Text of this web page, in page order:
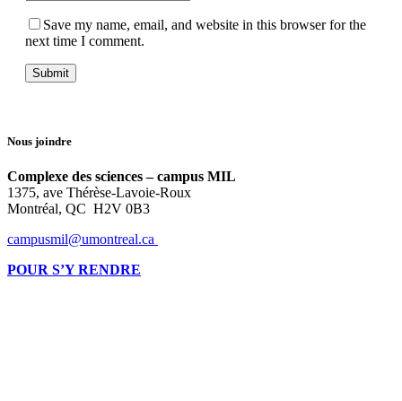
Save my name, email, and website in this browser for the
next time I comment.
Nous joindre
Complexe des sciences – campus MIL
1375, ave Thérèse-Lavoie-Roux
Montréal, QC H2V 0B3
campusmil@umontreal.ca
POUR S’Y RENDRE